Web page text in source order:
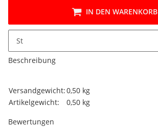
St
IN DEN WARENKORB
Beschreibung
Produkteigenschaft
Wert
Versandgewicht:0,50 kg
Artikelgewicht:
0,50 kg
Bewertungen